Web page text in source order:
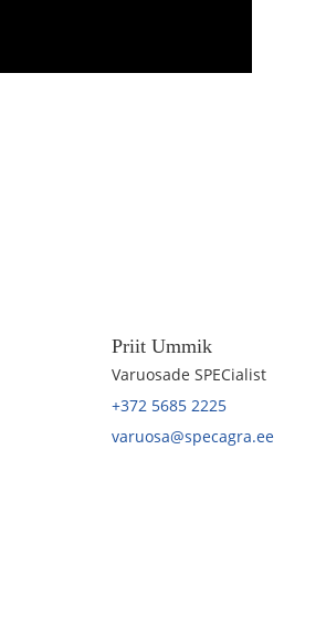
Priit Ummik
Varuosade SPECialist
+372 5685 2225
varuosa@specagra.ee